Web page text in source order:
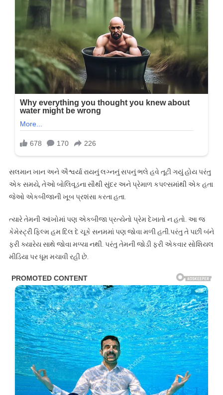
સલમાન ખાન અને ઐશ્વર્યા રાયનું લગ્નનું સપનું ભલે હવે તૂટી ગયું હોય પરંતુ
એક સમયે, તેઓ બોલિવૂડના સૌથી સુંદર અને પ્રેમાળ કપલ્સમાંથી એક હતા
જેઓ એકબીજાની ખૂબ પ્રશંસા કરતા હતા.
ત્યારે તેમની આંખોમાં પણ એકબીજા પ્રત્યેનો પ્રેમ દેખાતો ન હતો. આ જ
કેમેસ્ટ્રી ફિલ્મ હમ દિલ દે ચૂકે સનમમાં પણ જોવા મળી હતી.પરંતુ તે પછી બંને
ફરી ક્યારેય સાથે જોવા મળ્યા નથી. પરંતુ તેમની જોડી ફરી એકવાર સોશિયલ
મીડિયા પર ધૂમ મચાવી રહી છે.